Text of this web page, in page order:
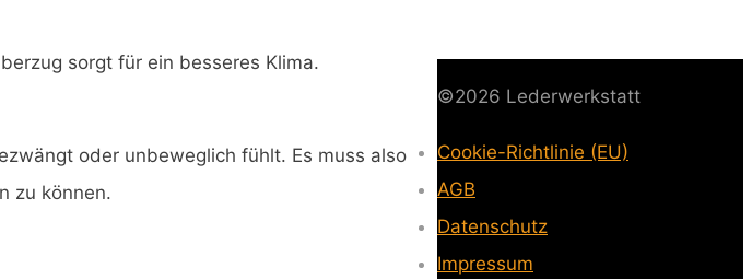
sorgt für ein besseres Klima.
oder unbeweglich fühlt. Es muss also
zu können.
©2026 Lederwerkstatt
Cookie-Richtlinie (EU)
AGB
Datenschutz
Impressum